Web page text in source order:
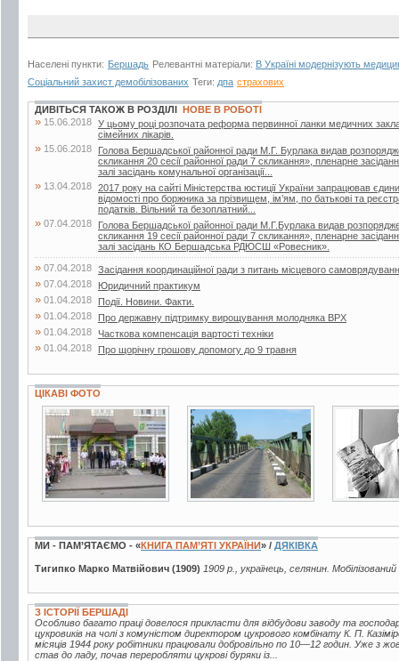
Населені пункти: Бершадь Релевантні матеріали: В Україні модернізують
Соціальний захист демобілізованих Теги: дпа страхових
ДИВІТЬСЯ ТАКОЖ В РОЗДІЛІ НОВЕ В РОБОТІ
» 15.06.2018 У цьому році розпочата реформа первинної ланки медичних
сімейних лікарів.
» 15.06.2018
Голова Бершадської районної ради М.Г. Бурлака видав
скликання 20 сесії районної ради 7 скликання», пленарне
залі засідань комунальної організації...
» 13.04.2018 2017 року на сайті Міністерства юстиції України запрацював
відомості про боржника за прізвищем, ім’ям, по батькові та
податків. Вільний та безоплатний...
» 07.04.2018
Голова Бершадської районної ради М.Г.Бурлака видав
скликання 19 сесії районної ради 7 скликання», пленарне
залі засідань КО Бершадська РДЮСШ «Ровесник».
» 07.04.2018 Засідання координаційної ради з питань місцевого
» 07.04.2018 Юридичний практикум
» 01.04.2018 Події. Новини. Факти.
» 01.04.2018 Про державну підтримку вирощування молодняка ВРХ
» 01.04.2018 Часткова компенсація вартості техніки
» 01.04.2018 Про щорічну грошову допомогу до 9 травня
ЦІКАВІ ФОТО
3 фото 18 фото
МИ - ПАМ’ЯТАЄМО - «КНИГА ПАМ’ЯТІ УКРАЇНИ» / ДЯКІВКА
Тигипко Марко Матвійович (1909) 1909 р., українець, селянин.
З ІСТОРІЇ БЕРШАДІ
Особливо багато праці довелося прикласти для відбудови заводу та
цукровиків на чолі з комуністом директором цукрового комбінату К. П.
місяців 1944 року робітники працювали добровільно по 10—12 годин. Уже з
став до ладу, почав переробляти цукрові буряки із...